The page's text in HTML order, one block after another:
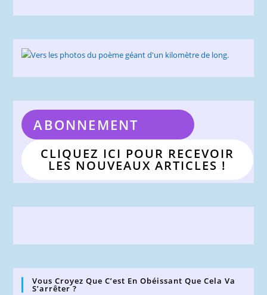
ABONNEMENT
CLIQUEZ ICI POUR RECEVOIR
LES NOUVEAUX ARTICLES !
Vous Croyez Que C’est En Obéissant Que Cela Va
S’arrêter ?